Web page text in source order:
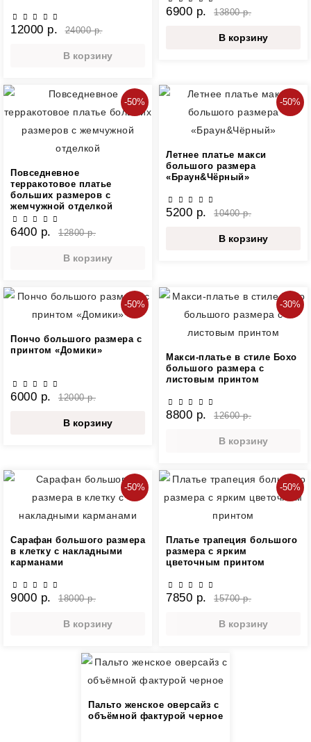
12000 р. 24000 р.
В корзину
6900 р. 13800 р.
В корзину
-50%
Повседневное
терракотовое платье
больших размеров с
жемчужной отделкой
6400 р. 12800 р.
В корзину
-50%
Летнее платье макси
большого размера
«Браун&Чёрный»
5200 р. 10400 р.
В корзину
-50%
Пончо большого размера с
принтом «Домики»
6000 р. 12000 р.
В корзину
-30%
Макси-платье в стиле Бохо
большого размера с
листовым принтом
8800 р. 12600 р.
В корзину
-50%
Сарафан большого размера
в клетку с накладными
карманами
9000 р. 18000 р.
В корзину
-50%
Платье трапеция большого
размера с ярким
цветочным принтом
7850 р. 15700 р.
В корзину
Пальто женское оверсайз с
объёмной фактурой черное